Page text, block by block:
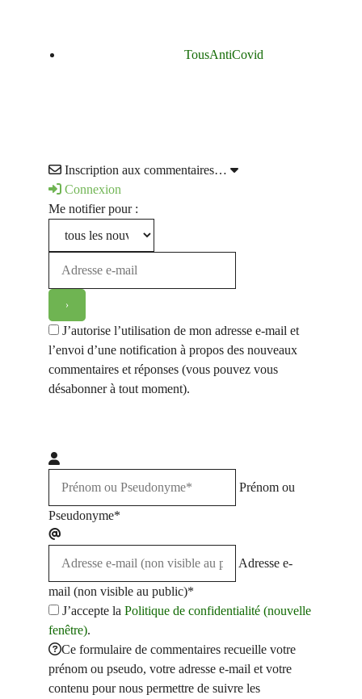
TousAntiCovid
Inscription aux commentaires…
Connexion
Me notifier pour :
J’autorise l’utilisation de mon adresse e-mail et
l’envoi d’une notification à propos des nouveaux
commentaires et réponses (vous pouvez vous
désabonner à tout moment).
Prénom ou
Pseudonyme*
Adresse e-
mail (non visible au public)*
J’accepte la Politique de confidentialité (nouvelle
fenêtre).
Ce formulaire de commentaires recueille votre
prénom ou pseudo, votre adresse e-mail et votre
contenu pour nous permettre de suivre les